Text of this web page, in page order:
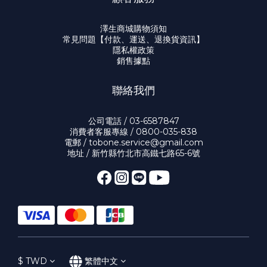
澤生商城購物須知
常見問題【付款、運送、退換貨資訊】
隱私權政策
銷售據點
聯絡我們
公司電話 / 03-6587847
消費者客服專線 / 0800-035-838
電郵 / tobone.service@gmail.com
地址 / 新竹縣竹北市高鐵七路65-6號
$ TWD 繁體中文